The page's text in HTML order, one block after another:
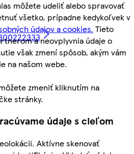
môžete udeliť alebo spravovať
všetko, prípadne kedykoľvek v
údajov a cookies. Tieto
a neovplyvnia údaje o
však zmení spôsob, akým vám
na našom webe.
zmeniť kliknutím na
stránky.
údaje s cieľom
Aktívne skenovať